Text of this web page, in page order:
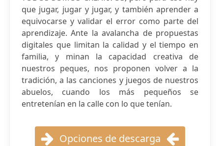
que jugar, jugar y jugar, y también aprender a
equivocarse y validar el error como parte del
aprendizaje. Ante la avalancha de propuestas
digitales que limitan la calidad y el tiempo en
familia, y minan la capacidad creativa de
nuestros peques, nos proponen volver a la
tradición, a las canciones y juegos de nuestros
abuelos, cuando los más pequeños se
entretenían en la calle con lo que tenían.
Opciones de descarga